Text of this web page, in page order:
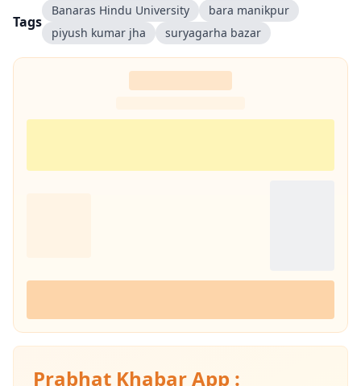
Tags
Banaras Hindu University
bara manikpur
piyush kumar jha
suryagarha bazar
Prabhat Khabar App :